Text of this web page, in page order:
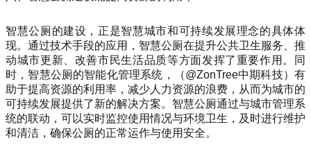
智慧公厕的建设，正是智慧城市和可持续发展理念的具体体
现。通过技术手段的应用，智慧公厕在提升公共卫生服务、推
动城市更新、改善市民生活品质等方面发挥了重要作用。同
时，智慧公厕的智能化管理系统，（@ZonTree中期科技）有
助于提高资源的利用率，减少人力资源的浪费，从而为城市的
可持续发展提供了新的解决方案。智慧公厕通过与城市管理系
统的联动，可以实时监控使用情况与环境卫生，及时进行维护
和清洁，确保公厕的正常运作与使用安全。